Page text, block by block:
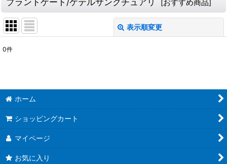
[おすすめ商品]
表示順変更
絞り込む
0件
ホーム
ショッピングカート
マイページ
お気に入り